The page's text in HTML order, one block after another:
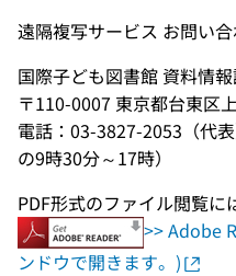
遠隔複写サービス お問い
国際子ども図書館 資料情
〒110-0007 東京都台東区
電話：03-3827-2053（代
の9時30分～17時）
PDF形式のファイル閲覧に
>> Adobe
ンドウで開きます。)